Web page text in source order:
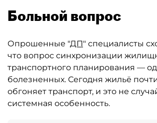
Больной вопрос
Опрошенные "ДП" специалисты
что вопрос синхронизации
транспортного планирования —
болезненных. Сегодня жильё
обгоняет транспорт, и это не
системная особенность.